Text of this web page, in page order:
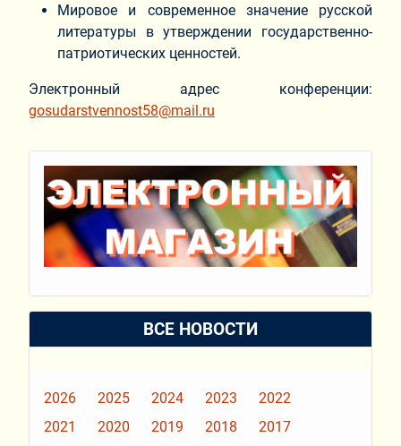
Мировое и современное значение русской
литературы в утверждении государственно-
патриотических ценностей.
Электронный адрес конференции:
gosudarstvennost58@mail.ru
ВСЕ НОВОСТИ
2026 2025 2024 2023
2022
2021
2020 2019 2018
2017